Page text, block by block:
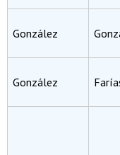
González
González